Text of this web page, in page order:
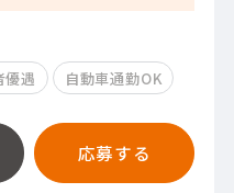
優遇 自動車通勤OK
応募する